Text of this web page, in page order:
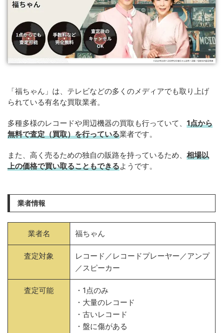
「福ちゃん」は、テレビなどの多くのメディアでも取り上げ
られている有名な買取業者。
多種多様のレコードや周辺機器の買取も行っていて、 1点から
無料で査定（買取）を行っている業者です。
また、高く売るための独自の販路を持っているため、 相場以
上の価格で買い取ることもできるようです。
業者情報
業者名 福ちゃん
査定対象
レコード／レコードプレーヤー／アンプ
／スピーカー
査定可能
・1点のみ
・大量のレコード
・古いレコード
・盤に傷がある